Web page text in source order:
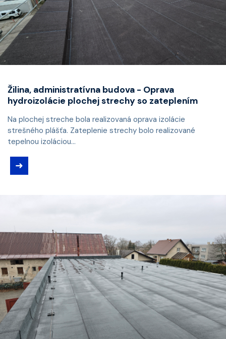
Žilina, administratívna budova - Oprava
hydroizolácie plochej strechy so zateplením
Na plochej streche bola realizovaná oprava izolácie
strešného plášťa. Zateplenie strechy bolo realizované
tepelnou izoláciou...
➜